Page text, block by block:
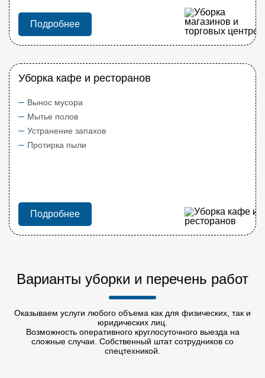
Подробнее
Уборка кафе и ресторанов
Вынос мусора
Мытье полов
Устранение запахов
Протирка пыли
Подробнее
Варианты уборки и перечень работ
Оказываем услуги любого объема как для физических, так и
юридических лиц.
Возможность оперативного круглосуточного выезда на
сложные случаи. Собственный штат сотрудников со
спецтехникой.